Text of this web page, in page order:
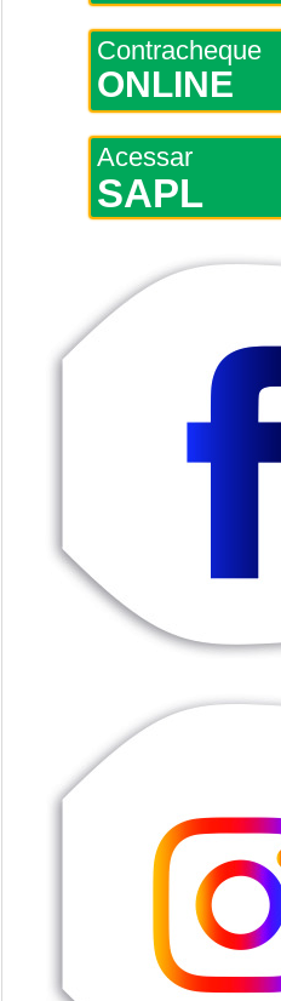
Contracheque
ONLINE
Acessar
SAPL